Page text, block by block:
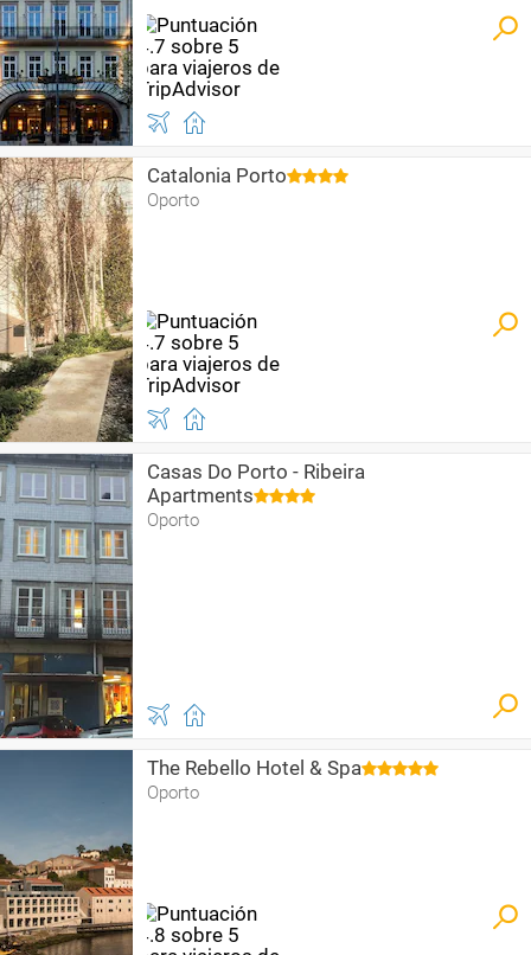
Catalonia Porto
Oporto
Casas Do Porto - Ribeira
Apartments
Oporto
The Rebello Hotel & Spa
Oporto